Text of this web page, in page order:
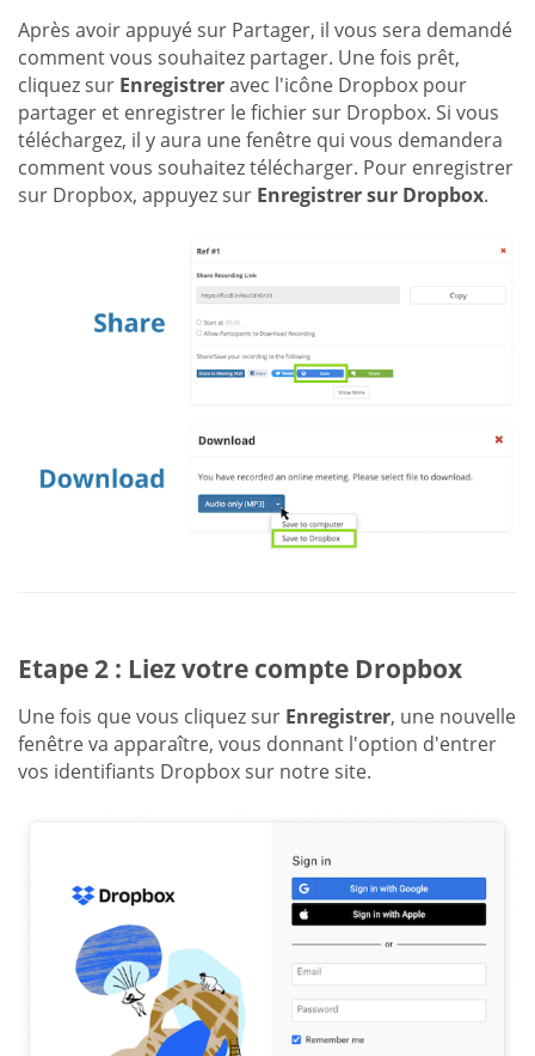
Après avoir appuyé sur Partager, il vous sera demandé
comment vous souhaitez partager. Une fois prêt,
cliquez sur Enregistreravec l'icône Dropbox pour
partager et enregistrer le fichier sur Dropbox. Si vous
téléchargez, il y aura une fenêtre qui vous demandera
comment vous souhaitez télécharger. Pour enregistrer
sur Dropbox, appuyez sur Enregistrer sur Dropbox.
Etape 2 : Liez votre compte Dropbox
Une fois que vous cliquez sur Enregistrer, une nouvelle
fenêtre va apparaître, vous donnant l'option d'entrer
vos identifiants Dropbox sur notre site.